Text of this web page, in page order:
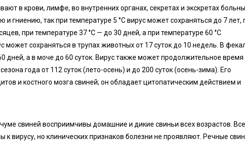
в крови, лимфе, во внутренних органах, секретах и экскретах
гниению, так при температуре 5 °C вирус может сохраняться до 7 лет,
при температуре 37 °C — до 30 дней, а при температуре 60 °C
может сохраняться в трупах животных от 17 суток до 10 недель. В
дней, а в моче до 60 суток. Вирус также может продолжительное время
года от 112 суток (лето-осень) и до 200 суток (осень-зима). Его
и костного мозга свиней; он обладает цитопатическим действием и
свиней восприимчивы домашние и дикие свиньи всех возрастов. Все
вирусу, но клинических признаков болезни не проявляют. Речные